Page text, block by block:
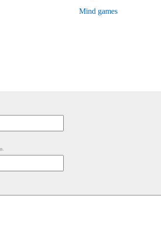
Mind games